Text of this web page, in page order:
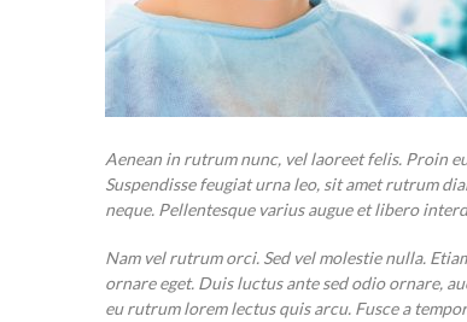
Aenean in rutrum nunc, vel laoreet felis. Proin
Suspendisse feugiat urna leo, sit amet rutrum
neque. Pellentesque varius augue et libero
Nam vel rutrum orci. Sed vel molestie nulla.
ornare eget. Duis luctus ante sed odio ornare,
eu rutrum lorem lectus quis arcu. Fusce a